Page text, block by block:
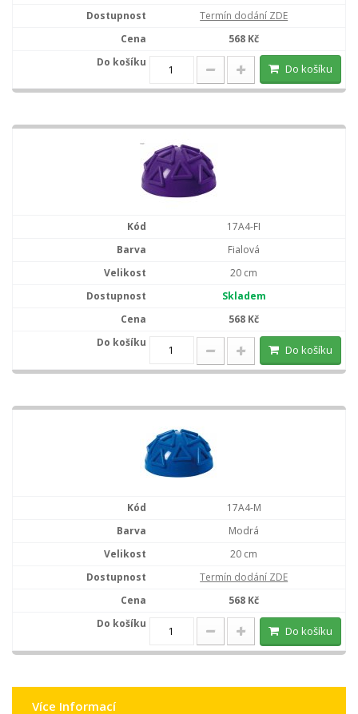
Termín dodání ZDE
568 Kč
Do košíku
17A4-FI
Fialová
20 cm
Skladem
568 Kč
Do košíku
17A4-M
Modrá
20 cm
Termín dodání ZDE
568 Kč
Do košíku
Více Informací